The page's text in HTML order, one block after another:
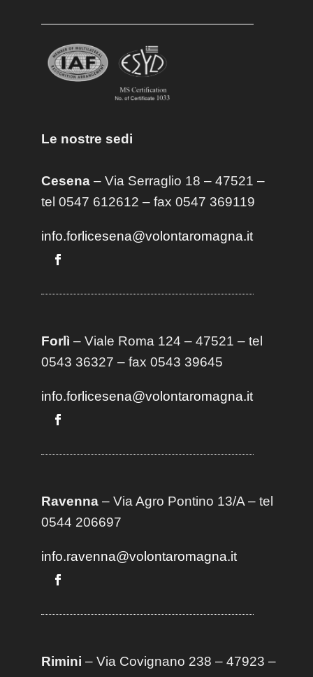
Le nostre sedi
Cesena– Via Serraglio 18 – 47521 –
tel 0547 612612 – fax 0547 369119
info.forlicesena@volontaromagna.it
Forlì – Viale Roma 124 – 47521 – tel
0543 36327 – fax 0543 39645
info.forlicesena@volontaromagna.it
Ravenna– Via Agro Pontino 13/A– tel
0544 206697
info.ravenna@volontaromagna.it
Rimini – Via Covignano 238 – 47923 –